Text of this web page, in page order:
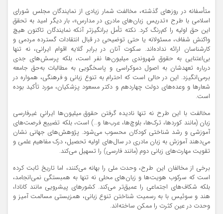
متأسفانه در روزهای گذشته، مخالفت شمار زیادی از نمایندگان مجلس شورای
اسلامی با طرح «تدریس زبان‌های مادری در مدارس»، بار دیگر امید به تحقق
این حق اولیه را کم‌رنگ کرد. نکته تأمل برانگیزتر آنکه نمایندگان تاکنون هیچ
واکنش شفاف، مسئولانه یا حتی توضیحی در قبال انتقادات گسترده مردمی و
کارشناسان ارائه نداده‌اند. سکوت آنان در برابر گلایه اقوام ایرانی، نه تنها
بی‌اعتنایی به حقوق شهروندی میلیون‌ها نفر است، بلکه پرسش‌های جدی
درباره تعهدشان به اصول دموکراسی و پاسخگویی به مطالبات به‌حق جامعه
برمی‌انگیزد. این در حالی است که احترام به تنوع زبانی و فرهنگی، همواره در
شعارها و وعده‌های دولت چهاردهم و دکتر مسعود پزشکیان، مورد تأکید بوده
است.
مخالفت با این طرح نه تنها نادیده گرفتن حقوق میلیون‌ها ایرانیِ غیرفارسی‌
زبان (مانند کوردها، ترک‌ها، بلوچ‌ها، عرب‌ها و…) است، بلکه تضییع فرصت‌های
آموزشی و رشد شناختی کودکان محسوب می‌شود. پژوهش‌های جهانی نشان
می‌دهند آموزش به زبان مادری در سال‌های اولیه تحصیل، درک مفاهیم علمی و
تقویت مهارت‌های زبانی دوم (مانند فارسی) را تسهیل می‌کند.
برخی از مخالفان این طرح، وحدت ملی را بهانه می‌کنند، اما تاریخ ثابت کرده
است که سرکوب هویت‌ها و زبان‌های محلی نه تنها به همبستگی نمی‌انجامد،
بلکه شکاف‌های اجتماعی را عمیق‌تر می‌کند. کشورهای پیشرویی مانند کانادا،
هند و سوئیس با به رسمیت شناختن تنوع زبانی، همزیستی مسالمت آمیز و
وحدت در عین کثرت را ممکن ساخته‌اند.